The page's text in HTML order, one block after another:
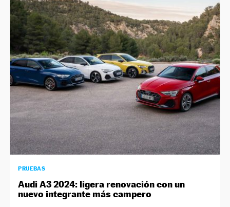
PRUEBAS
Audi A3 2024: ligera renovación con un
nuevo integrante más campero